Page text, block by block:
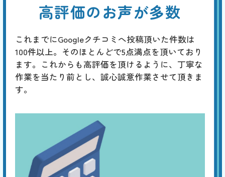
高評価のお声が多数
これまでにGoogleクチコミへ投稿頂いた件数は
100件以上。そのほとんどで5点満点を頂いており
ます。これからも高評価を頂けるように、丁寧な
作業を当たり前とし、誠心誠意作業させて頂きま
す。